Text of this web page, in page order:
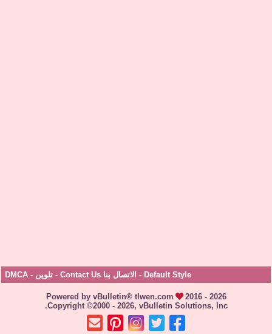
Default Style
- الاتصال بنا Contact Us - تلوين -
DMCA
Powered by vBulletin® tlwen.com
2016 - 2026
Copyright ©2000 - 2026, vBulletin Solutions, Inc.